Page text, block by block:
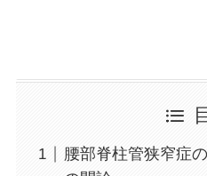
腰部脊柱管狭窄症